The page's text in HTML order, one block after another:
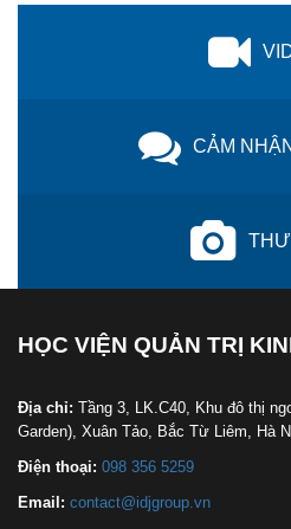
CẢM
HỌC VIỆN QUẢN TRỊ
Địa chỉ: Tầng 3, LK.C40, Khu đô thị
Garden), Xuân Tảo, Bắc Từ Liêm, Hà
Điện thoại: 098 356 5259
Email: contact@idjgroup.vn